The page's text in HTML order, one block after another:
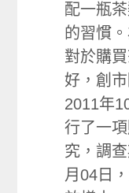
配一瓶
的習慣
對於購
好，創
2011年
行了一
究，調
月04日